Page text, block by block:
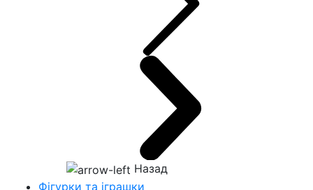
Назад
Фігурки та іграшки